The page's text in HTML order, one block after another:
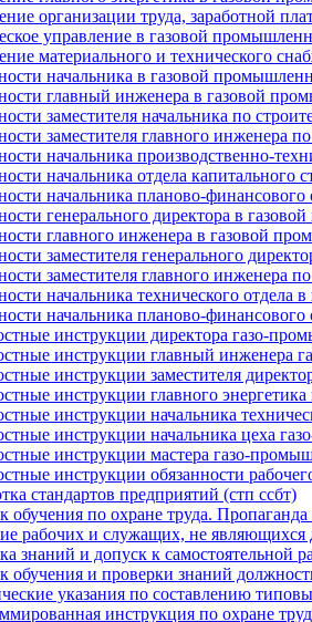
организации труда, заработной
управление в газовой
материального и технического
начальника в газовой
главный инженера в газовой
заместителя начальника по
заместителя главного инженера
начальника производственно-
начальника отдела капитального
начальника планово-
генерального директора в
главного инженера в газовой
заместителя генерального
заместителя главного инженера
начальника технического отдела
начальника планово-
инструкции директора газо-
инструкции главный инженера
инструкции заместителя
инструкции главного
инструкции начальника
инструкции начальника цеха
инструкции мастера газо-
инструкции обязанности
стандартов предприятий (стп ссбт)
обучения по охране труда. Пропаганда
рабочих и служащих, не
знаний и допуск к самостоятельной
обучения и проверки знаний
указания по составлению
инструкция по охране